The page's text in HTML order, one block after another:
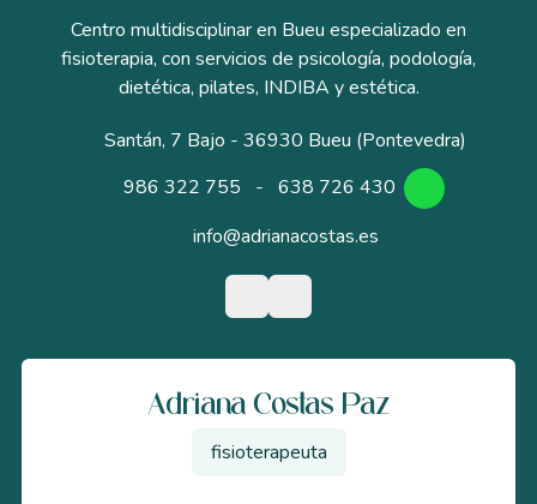
Centro multidisciplinar en Bueu especializado en
fisioterapia, con servicios de psicología, podología,
dietética, pilates, INDIBA y estética.
Santán, 7 Bajo - 36930 Bueu (Pontevedra)
986 322 755
- 638 726 430
info@adrianacostas.es
Adriana Costas Paz
fisioterapeuta